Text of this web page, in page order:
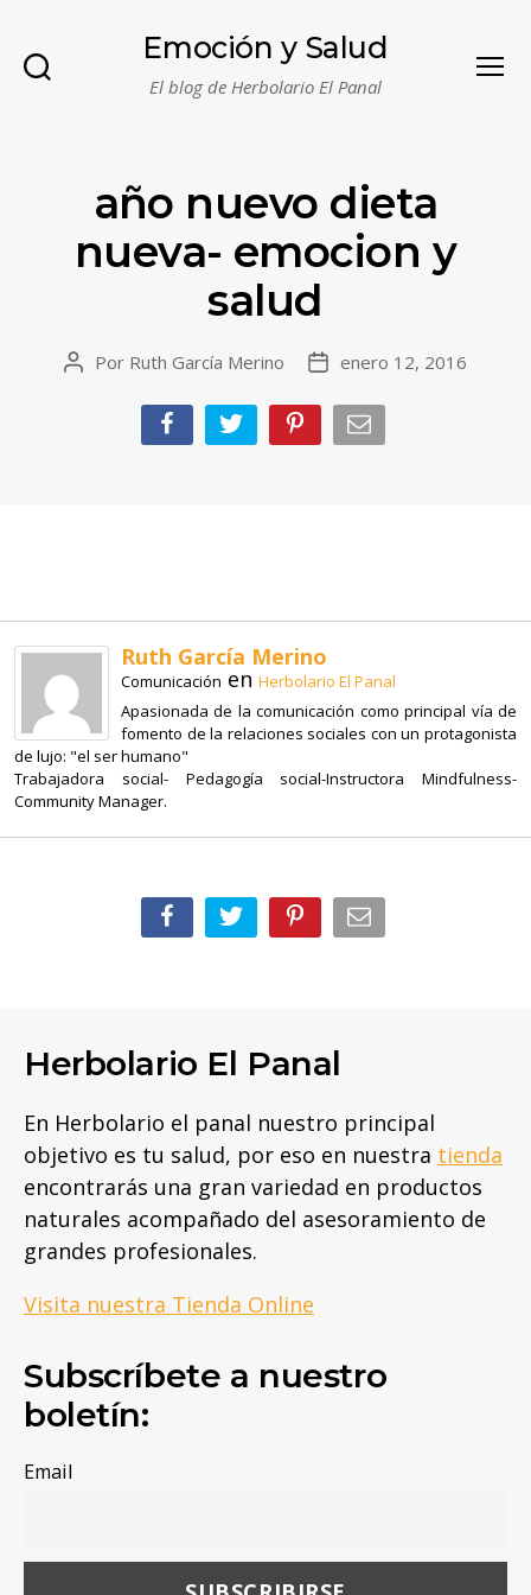
Emoción y Salud
El blog de Herbolario El Panal
año nuevo dieta
nueva- emocion y
salud
Autor
Por Ruth García Merino
Fecha
entrada
enero 12, 2016
Ruth García Merino
Comunicación en Herbolario El Panal
Apasionada de la comunicación como principal vía de
fomento de la relaciones sociales con un protagonista
de lujo: "el ser humano"
Trabajadora social- Pedagogía social-Instructora Mindfulness-
Community Manager.
Herbolario El Panal
En Herbolario el panal nuestro principal
objetivo es tu salud, por eso en nuestra tienda
encontrarás una gran variedad en productos
naturales acompañado del asesoramiento de
grandes profesionales.
Visita nuestra Tienda Online
Subscríbete a nuestro
boletín:
Email